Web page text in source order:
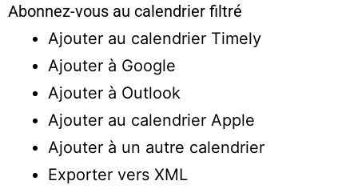
Abonnez-vous au calendrier filtré
Ajouter au calendrier Timely
Ajouter à Google
Ajouter à Outlook
Ajouter au calendrier Apple
Ajouter à un autre calendrier
Exporter vers XML